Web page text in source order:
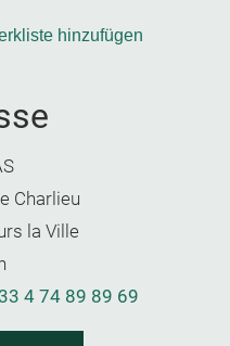
hinzufügen
Charlieu
la Ville
4 74 89 89 69